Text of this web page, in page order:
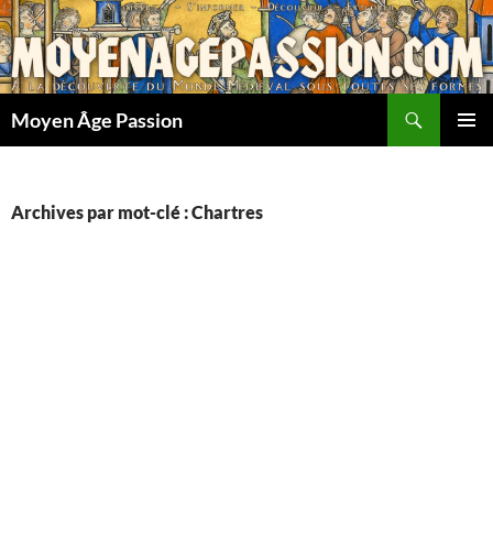
Aller
au
contenu
Moyen Âge Passion
Archives par mot-clé : Chartres